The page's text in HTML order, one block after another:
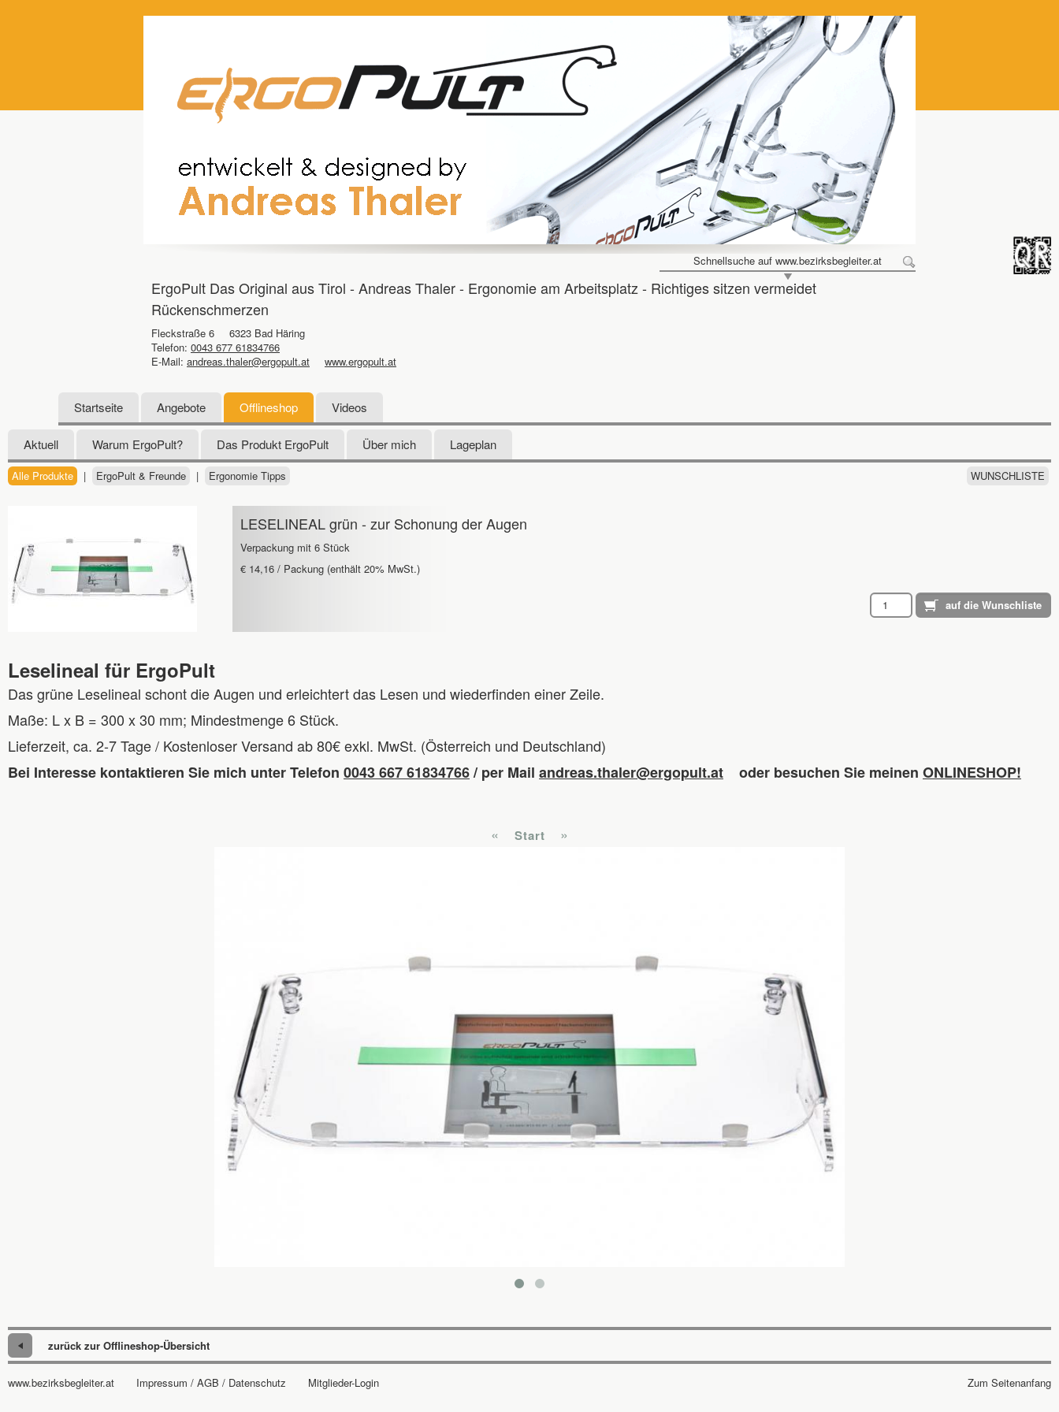
Schnellsuche auf www.bezirksbegleiter.at
ErgoPult Das Original aus Tirol - Andreas Thaler - Ergonomie am Arbeitsplatz - Richtiges sitzen vermeidet
Rückenschmerzen
Fleckstraße 6
6323 Bad Häring
Telefon: 0043 677 61834766
E-Mail: andreas.thaler@ergopult.at www.ergopult.at
Startseite Angebote Offlineshop Videos
Aktuell Warum ErgoPult? Das Produkt ErgoPult Über mich Lageplan
Alle Produkte | ErgoPult & Freunde | Ergonomie Tipps WUNSCHLISTE
LESELINEAL grün - zur Schonung der Augen
Verpackung mit 6 Stück
€ 14,16 / Packung (enthält 20% MwSt.)
Leselineal für ErgoPult
Das grüne Leselineal schont die Augen und erleichtert das Lesen und wiederfinden einer Zeile.
Maße: L x B = 300 x 30 mm; Mindestmenge 6 Stück.
Lieferzeit, ca. 2-7 Tage / Kostenloser Versand ab 80€ exkl. MwSt. (Österreich und Deutschland)
Bei Interesse kontaktieren Sie mich unter Telefon 0043 667 61834766/ per Mail andreas.thaler@ergopult.at oder besuchen Sie meinen ONLINESHOP!
« Start »
zurück zur Offlineshop-Übersicht
www.bezirksbegleiter.at Impressum / AGB / Datenschutz Mitglieder-Login Zum Seitenanfang